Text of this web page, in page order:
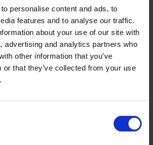
personalise content and ads, to
features and to analyse our traffic.
about your use of our site with
advertising and analytics partners who
other information that you’ve
or that they’ve collected from your use
Silhouette betonen. Diese femininen
Lieblingsstücke. Tief ausgeschnittenes Bikini-
am Dekolleté. Schaumschalen,
im Rücken abnehmbar für variable
Polyamid, 28% Elastan.
Elasthan